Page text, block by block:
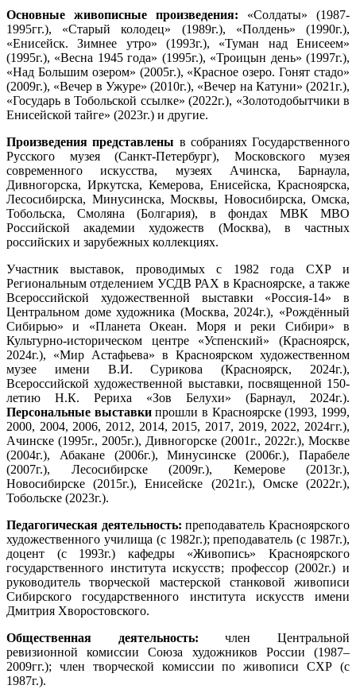
Основные живописные произведения: «Солдаты» (1987-
1995гг.), «Старый колодец» (1989г.), «Полдень» (1990г.),
«Енисейск. Зимнее утро» (1993г.), «Туман над Енисеем»
(1995г.), «Весна 1945 года» (1995г.), «Троицын день» (1997г.),
«Над Большим озером» (2005г.), «Красное озеро. Гонят стадо»
(2009г.), «Вечер в Ужуре» (2010г.), «Вечер на Катуни» (2021г.),
«Государь в Тобольской ссылке» (2022г.), «Золотодобытчики в
Енисейской тайге» (2023г.) и другие.
Произведения представлены в собраниях Государственного
Русского музея (Санкт-Петербург), Московского музея
современного искусства, музеях Ачинска, Барнаула,
Дивногорска, Иркутска, Кемерова, Енисейска, Красноярска,
Лесосибирска, Минусинска, Москвы, Новосибирска, Омска,
Тобольска, Смоляна (Болгария), в фондах МВК МВО
Российской академии художеств (Москва), в частных
российских и зарубежных коллекциях.
Участник выставок, проводимых с 1982 года СХР и
Региональным отделением УСДВ РАХ в Красноярске, а также
Всероссийской художественной выставки «Россия-14» в
Центральном доме художника (Москва, 2024г.), «Рождённый
Сибирью» и «Планета Океан. Моря и реки Сибири» в
Культурно-историческом центре «Успенский» (Красноярск,
2024г.), «Мир Астафьева» в Красноярском художественном
музее имени В.И. Сурикова (Красноярск, 2024г.),
Всероссийской художественной выставки, посвященной 150-
летию Н.К. Рериха «Зов Белухи» (Барнаул, 2024г.).
Персональные выставкипрошли в Красноярске (1993, 1999,
2000, 2004, 2006, 2012, 2014, 2015, 2017, 2019, 2022, 2024гг.),
Ачинске (1995г., 2005г.), Дивногорске (2001г., 2022г.), Москве
(2004г.), Абакане (2006г.), Минусинске (2006г.), Парабеле
(2007г.), Лесосибирске (2009г.), Кемерове (2013г.),
Новосибирске (2015г.), Енисейске (2021г.), Омске (2022г.),
Тобольске (2023г.).
Педагогическая деятельность:преподаватель Красноярского
художественного училища (с 1982г.); преподаватель (с 1987г.),
доцент (с 1993г.) кафедры «Живопись» Красноярского
государственного института искусств; профессор (2002г.) и
руководитель творческой мастерской станковой живописи
Сибирского государственного института искусств имени
Дмитрия Хворостовского.
Общественная деятельность:член Центральной
ревизионной комиссии Союза художников России (1987–
2009гг.); член творческой комиссии по живописи СХР (с
1987г.).